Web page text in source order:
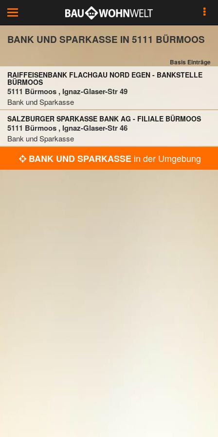
Toggle
navigation
BANK UND SPARKASSE IN 5111 BÜRMOOS
Basis Einträge
RAIFFEISENBANK FLACHGAU NORD EGEN - BANKSTELLE
BÜRMOOS
5111 Bürmoos , Ignaz-Glaser-Str 49
Bank und Sparkasse
SALZBURGER SPARKASSE BANK AG - FILIALE BÜRMOOS
5111 Bürmoos , Ignaz-Glaser-Str 46
Bank und Sparkasse
BANK UND SPARKASSE in der Umgebung